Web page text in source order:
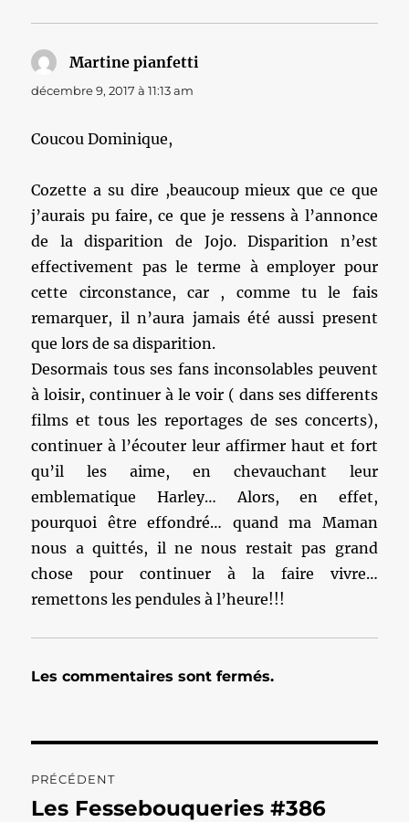
Martine pianfetti
décembre 9, 2017 à 11:13 am
Coucou Dominique,
Cozette a su dire ,beaucoup mieux que ce que
j’aurais pu faire, ce que je ressens à l’annonce
de la disparition de Jojo. Disparition n’est
effectivement pas le terme à employer pour
cette circonstance, car , comme tu le fais
remarquer, il n’aura jamais été aussi present
que lors de sa disparition.
Desormais tous ses fans inconsolables peuvent
à loisir, continuer à le voir ( dans ses differents
films et tous les reportages de ses concerts),
continuer à l’écouter leur affirmer haut et fort
qu’il les aime, en chevauchant leur
emblematique Harley… Alors, en effet,
pourquoi être effondré… quand ma Maman
nous a quittés, il ne nous restait pas grand
chose pour continuer à la faire vivre…
remettons les pendules à l’heure!!!
Les commentaires sont fermés.
de
PRÉCÉDENT
Publication
Les Fessebouqueries #386